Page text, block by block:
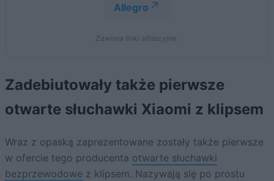
Allegro
Zawiera linki afiliacyjne.
Zadebiutowały także pierwsze
otwarte słuchawki Xiaomi z klipsem
Wraz z opaską zaprezentowane zostały także pierwsze
w ofercie tego producenta otwarte słuchawki
bezprzewodowe z klipsem. Nazywają się po prostu